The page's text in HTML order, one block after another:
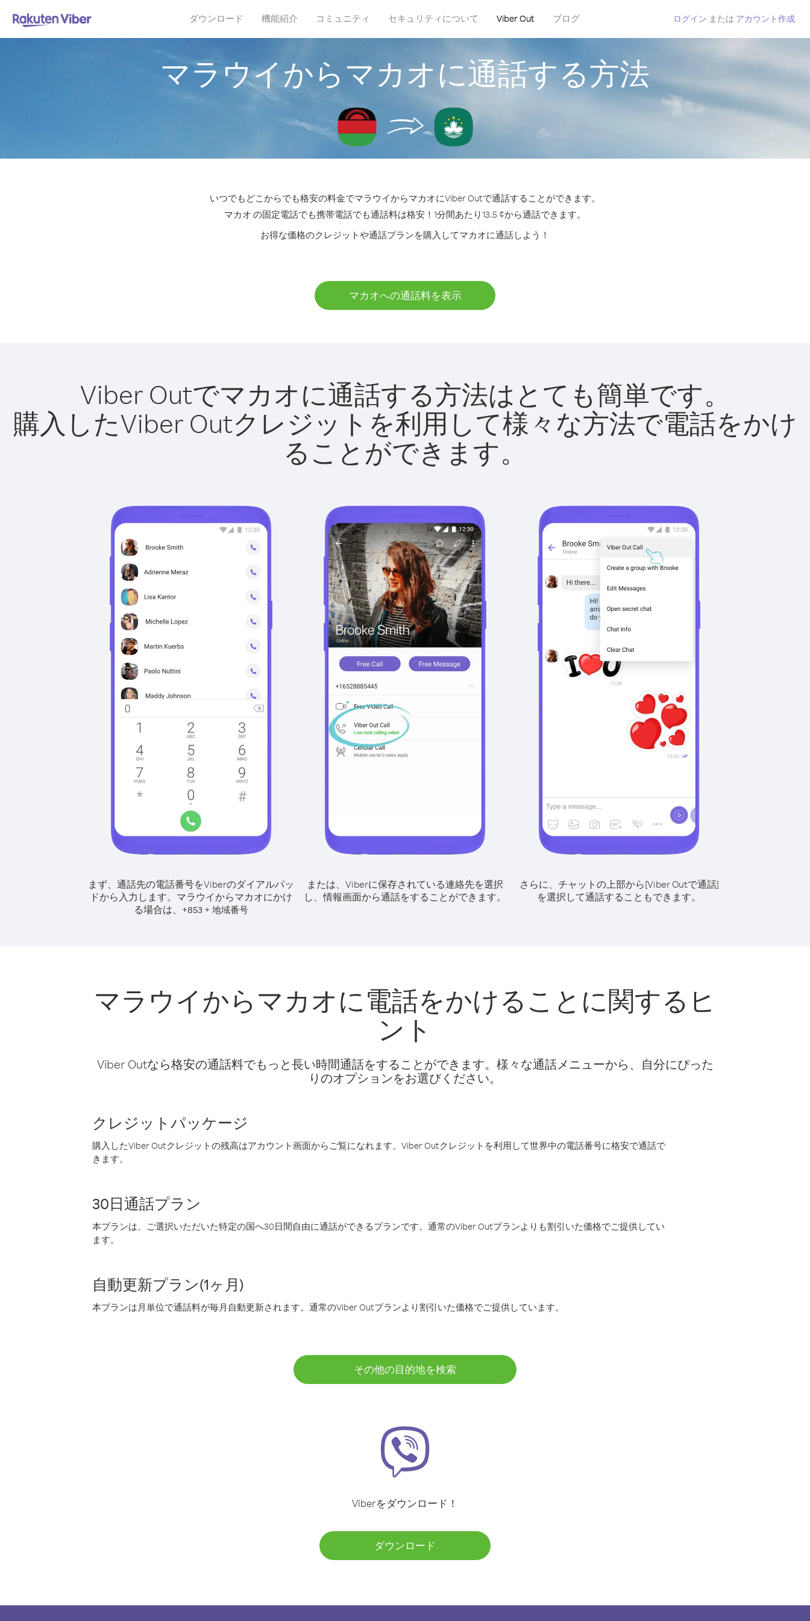
ダウンロード 機能紹介 コミュニティ セキュリティについて Viber Out ブログ ログイン または アカウント作成
マラウイからマカオに通話する方法
いつでもどこからでも格安の料金でマラウイからマカオにViber Outで通話することができます。
マカオ の固定電話でも携帯電話でも通話料は格安！1分間あたり13.5 ¢から通話できます。
お得な価格のクレジットや通話プランを購入してマカオに通話しよう！
マカオへの通話料を表示
Viber Outでマカオに通話する方法はとても簡単です。
購入したViber Outクレジットを利用して様々な方法で電話をかけ
ることができます。
まず、通話先の電話番号をViberのダイアルパッ
ドから入力します。 マラウイからマカオにかけ
る場合は、 +853 + 地域番号
または、Viberに保存されている連絡先を選択
し、情報画面から通話をすることができます。
さらに、チャットの上部から[Viber Outで通話]
を選択して通話することもできます。
マラウイからマカオに電話をかけることに関するヒ
ント
Viber Outなら格安の通話料でもっと長い時間通話をすることができます。様々な通話メニューから、自分にぴった
りのオプションをお選びください。
クレジットパッケージ
購入したViber Outクレジットの残高はアカウント画面からご覧になれます。Viber Outクレジットを利用して世界中の電話番号に格安で通話で
きます。
30日通話プラン
本プランは、ご選択いただいた特定の国へ30日間自由に通話ができるプランです。通常のViber Outプランよりも割引いた価格でご提供してい
ます。
自動更新プラン(1ヶ月)
本プランは月単位で通話料が毎月自動更新されます。通常のViber Outプランより割引いた価格でご提供しています。
その他の目的地を検索
Viberをダウンロード！
ダウンロード